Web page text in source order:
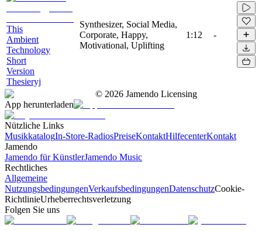
This
Ambient
Technology
Short
Version
Thesieryj
Synthesizer, Social Media,
Corporate, Happy,
Motivational, Uplifting
1:12 -
© 2026 Jamendo Licensing
App herunterladen
Nützliche Links
MusikkatalogIn-Store-RadiosPreiseKontaktHilfecenterKontakt
Jamendo
Jamendo für KünstlerJamendo Music
Rechtliches
Allgemeine
NutzungsbedingungenVerkaufsbedingungenDatenschutzCookie-
RichtlinieUrheberrechtsverletzung
Folgen Sie uns